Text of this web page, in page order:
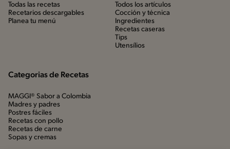
Todas las recetas
Recetarios descargables
Planea tu menú
Todos los artículos
Cocción y técnica
Ingredientes
Recetas caseras
Tips
Utensílios
Categorias de Recetas
MAGGI® Sabor a Colombia
Madres y padres
Postres fáciles
Recetas con pollo
Recetas de carne
Sopas y cremas